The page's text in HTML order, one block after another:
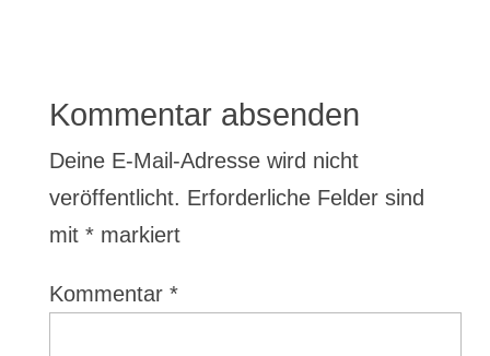
Kommentar absenden
Deine E-Mail-Adresse wird nicht
veröffentlicht. Erforderliche Felder sind
mit *markiert
Kommentar *